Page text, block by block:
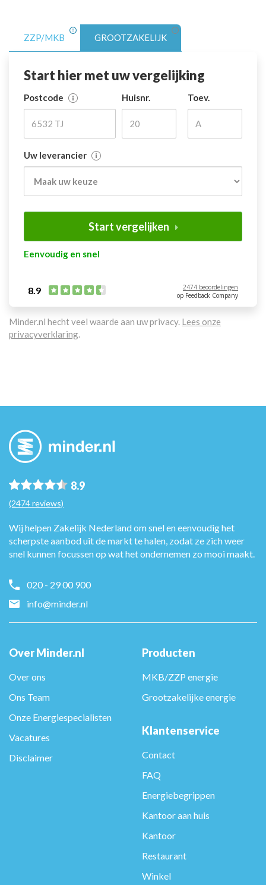
ZZP/MKB GROOTZAKELIJK
Start hier met uw vergelijking
Postcode Huisnr. Toev.
Uw leverancier
Start vergelijken
Eenvoudig en snel
8.9
2474 beoordelingen
op Feedback Company
Minder.nl hecht veel waarde aan uw privacy. Lees onze
privacyverklaring.
8.9
(2474 reviews)
Wij helpen Zakelijk Nederland om snel en eenvoudig het
scherpste aanbod uit de markt te halen, zodat ze zich weer
snel kunnen focussen op wat het ondernemen zo mooi maakt.
020 - 29 00 900
info@minder.nl
Over Minder.nl
Over ons
Ons Team
Onze Energiespecialisten
Vacatures
Disclaimer
Producten
MKB/ZZP energie
Grootzakelijke energie
Klantenservice
Contact
FAQ
Energiebegrippen
Kantoor aan huis
Kantoor
Restaurant
Winkel